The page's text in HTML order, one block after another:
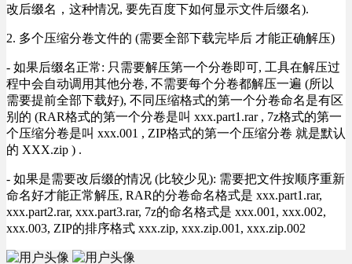
改后缀名，这种情况, 要先百度下如何显示文件后缀名).
2. 多个压缩分卷文件的 (需要全部下载完毕后 才能正确解压)
- 如果后缀名正常: 只需要解压第一个分卷即可, 工具在解压过
程中会自动调用其他分卷, 不需要每个分卷都解压一遍 (所以
需要提前全部下载好), 不同压缩格式的第一个分卷命名是有区
别的 (RAR格式的第一个分卷是叫 xxx.part1.rar , 7z格式的第一
个压缩分卷是叫 xxx.001 , ZIP格式的第一个压缩分卷 就是默认
的 XXX.zip ) .
- 如果是需要改后缀的情况 (比较少见): 需要把文件按顺序重新
命名好才能正常解压, RAR的分卷命名格式是 xxx.part1.rar,
xxx.part2.rar, xxx.part3.rar, 7z的命名格式是 xxx.001, xxx.002,
xxx.003, ZIP的排序格式 xxx.zip, xxx.zip.001, xxx.zip.002